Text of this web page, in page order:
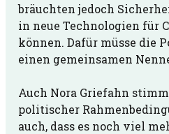
bräuchten jedoch
in neue Technologien für
können. Dafür müsse die
einen gemeinsamen
Auch Nora Griefahn
politischer
auch, dass es noch viel